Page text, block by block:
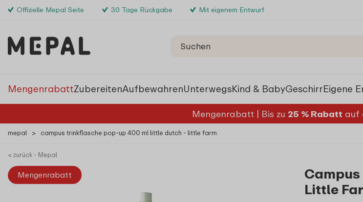
Offizielle Mepal Seite 30 Tage Rückgabe Mit eigenem Entwurf
MengenrabattZubereitenAufbewahrenUnterwegsKind & BabyGeschirrEigene
Mengenrabatt | Bis zu 25 % Rabatt auf
mepal > campus trinkflasche pop-up 400 ml little dutch - little farm
< zurück - Mepal
Mengenrabatt
Little